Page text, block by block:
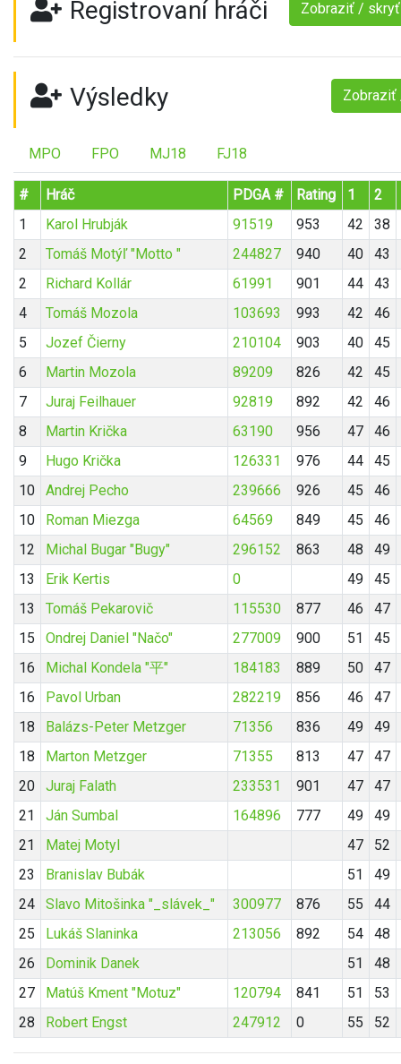
Registrovaní hráči Zobraziť / skryť
Výsledky
MPO FPO MJ18 FJ18
# Hráč PDGA # Rating 1 2
1
Karol Hrubják 91519 953 42 38
2
Tomáš Motýľ "Motto " 244827 940 40 43
2
Richard Kollár 61991 901 44 43
4
Tomáš Mozola 103693 993 42 46
5
Jozef Čierny 210104 903 40 45
6
Martin Mozola 89209 826 42 45
7
Juraj Feilhauer 92819 892 42 46
8
Martin Krička 63190 956 47 46
9
Hugo Krička 126331 976 44 45
10
Andrej Pecho 239666 926 45 46
10
Roman Miezga 64569 849 45 46
12
Michal Bugar "Bugy" 296152 863 48 49
13
Erik Kertis 0 49 45
13
Tomáš Pekarovič 115530 877 46 47
15
Ondrej Daniel "Načo" 277009 900 51 45
16
Michal Kondela "平" 184183 889 50 47
16
Pavol Urban 282219 856 46 47
18
Balázs-Peter Metzger 71356 836 49 49
18
Marton Metzger 71355 813 47 47
20
Juraj Falath 233531 901 47 47
21
Ján Sumbal 164896 777 49 49
21
Matej Motyl 47 52
23
Branislav Bubák 51 49
24
Slavo Mitošinka "_slávek_" 300977 876 55 44
25
Lukáš Slaninka 213056 892 54 48
26
Dominik Danek 51 48
27
Matúš Kment "Motuz" 120794 841 51 53
28
Robert Engst 247912 0 55 52